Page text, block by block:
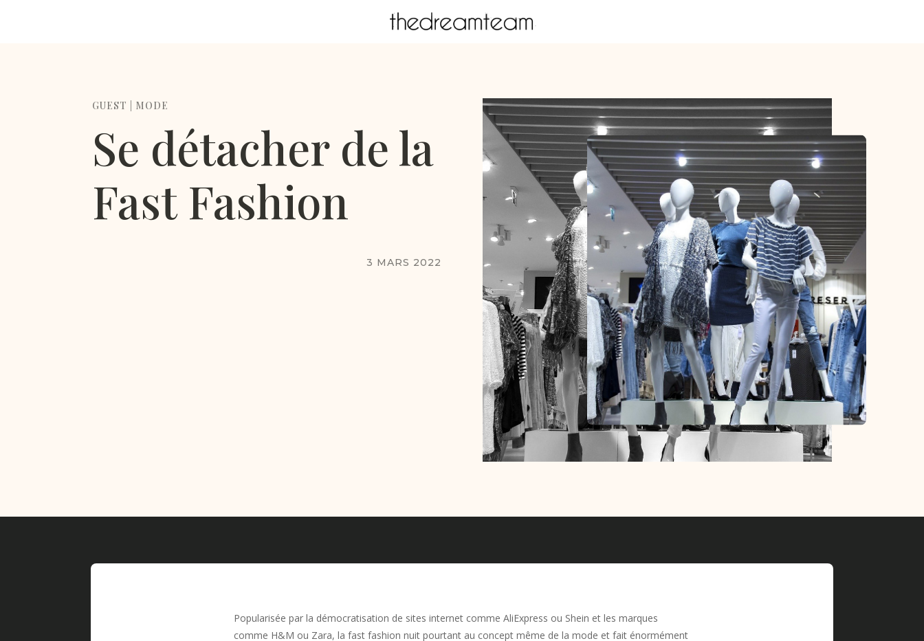
GUEST MODE
Se détacher de la
Fast Fashion
3 MARS 2022
Popularisée par la démocratisation de sites internet comme AliExpress ou Shein et les marques
comme H&M ou Zara, la fast fashion nuit pourtant au concept même de la mode et fait énormément